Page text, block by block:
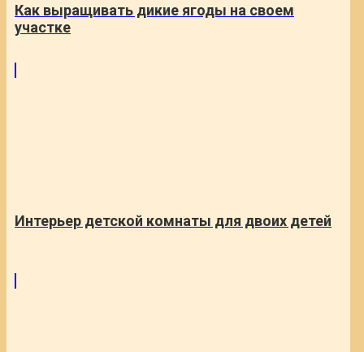
Как выращивать дикие ягоды на своем
участке
Интерьер детской комнаты для двоих детей